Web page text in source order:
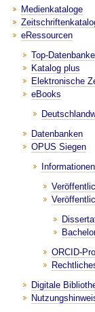
Medienkataloge
eRessourcen
Top-
Katalog plus
Elektronische
eBooks
Datenbanken
OPUS Siegen
ORCID-
Digitale